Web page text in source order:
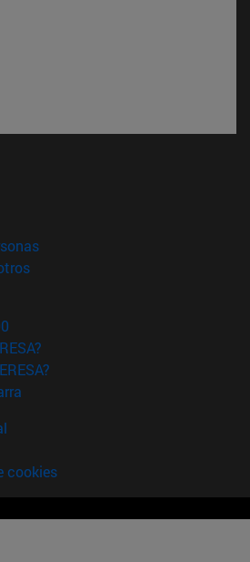
nueva ventana)
(abre en nueva ventana)
(abre en nueva ventana)
cookies